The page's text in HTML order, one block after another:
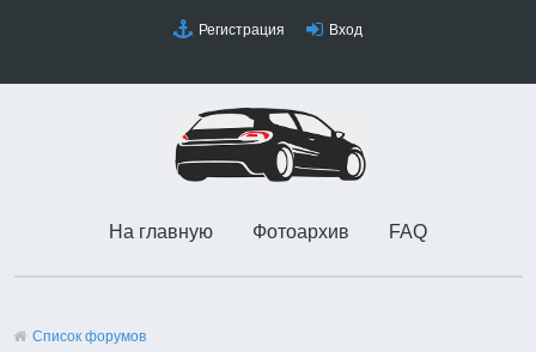
Регистрация Вход
На главную Фотоархив FAQ
Список форумов